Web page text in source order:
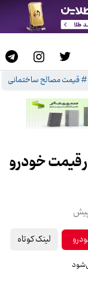
# قیمت مصالح ساختمانی
قیمت خودرو
لینک کوتاه